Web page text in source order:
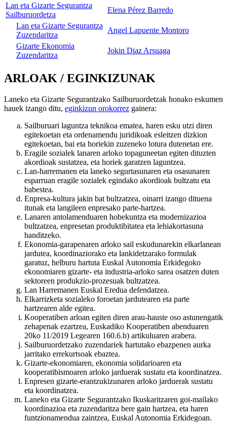
Lan eta Gizarte Segurantza
Sailburuordetza
Elena Pérez Barredo
Lan eta Gizarte Segurantza
Zuzendaritza
Angel Lapuente Montoro
Gizarte Ekonomia
Zuzendaritza
Jokin Diaz Arsuaga
ARLOAK / EGINKIZUNAK
Laneko eta Gizarte Segurantzako Sailburuordetzak honako eskumen
hauek izango ditu, eginkizun orokorrez gainera:
Sailburuari laguntza teknikoa ematea, haren esku utzi diren
egitekoetan eta ordenamendu juridikoak esleitzen dizkion
egitekoetan, bai eta horiekin zuzeneko lotura dutenetan ere.
Eragile sozialek lanaren arloko topaguneetan egiten dituzten
akordioak sustatzea, eta horiek garatzen laguntzea.
Lan-harremanen eta laneko segurtasunaren eta osasunaren
esparruan eragile sozialek egindako akordioak bultzatu eta
babestea.
Enpresa-kultura jakin bat bultzatzea, oinarri izango dituena
itunak eta langileen enpresako parte-hartzea.
Lanaren antolamenduaren hobekuntza eta modernizazioa
bultzatzea, enpresetan produktibitatea eta lehiakortasuna
handitzeko.
Ekonomia-garapenaren arloko sail eskudunarekin elkarlanean
jardutea, koordinaziorako eta lankidetzarako formulak
garatuz, helburu hartuta Euskal Autonomia Erkidegoko
ekonomiaren gizarte- eta industria-arloko sarea osatzen duten
sektoreen produkzio-prozesuak bultzatzea.
Lan Harremanen Euskal Eredua defendatzea.
Elkarrizketa sozialeko foroetan jardutearen eta parte
hartzearen alde egitea.
Kooperatiben arloan egiten diren arau-hauste oso astunengatik
zehapenak ezartzea, Euskadiko Kooperatiben abenduaren
20ko 11/2019 Legearen 160.6.b) artikuluaren arabera.
Sailburuordetzako zuzendariek hartutako ebazpenen aurka
jarritako errekurtsoak ebaztea.
Gizarte-ekonomiaren, ekonomia solidarioaren eta
kooperatibismoaren arloko jarduerak sustatu eta koordinatzea.
Enpresen gizarte-erantzukizunaren arloko jarduerak sustatu
eta koordinatzea.
Laneko eta Gizarte Segurantzako Ikuskaritzaren goi-mailako
koordinazioa eta zuzendaritza bere gain hartzea, eta haren
funtzionamendua zaintzea, Euskal Autonomia Erkidegoan.